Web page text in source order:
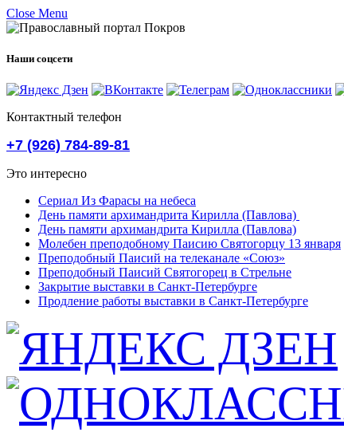
Close Menu
Наши соцсети
Контактный телефон
+7 (926) 784-89-81
Это интересно
Сериал Из Фарасы на небеса
День памяти архимандрита Кирилла (Павлова)
День памяти архимандрита Кирилла (Павлова)
Молебен преподобному Паисию Святогорцу 13 января
Преподобный Паисий на телеканале «Союз»
Преподобный Паисий Святогорец в Стрельне
Закрытие выставки в Санкт-Петербурге
Продление работы выставки в Санкт-Петербурге